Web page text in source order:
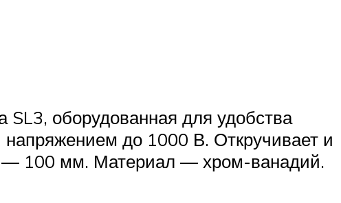
оборудованная для удобства
до 1000 В. Откручивает и
— 100 мм. Материал — хром-ванадий.